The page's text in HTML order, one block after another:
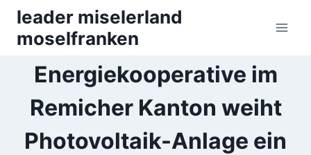
Zum
Inhalt
springen
leader miselerland
moselfranken
Energiekooperative im
Remicher Kanton weiht
Photovoltaik-Anlage ein